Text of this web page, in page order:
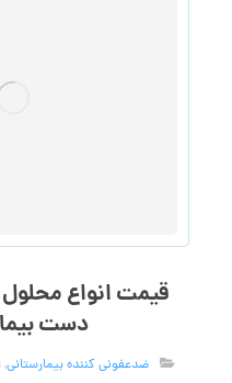
قیمت انواع
دست
ضدعفونی کننده بیمارستانی,